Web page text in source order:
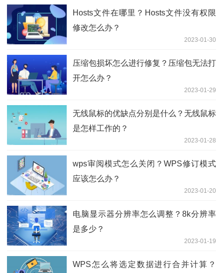
Hosts文件在哪里？Hosts文件没有权限
修改怎么办？
2023-01-30
压缩包损坏怎么进行修复？压缩包无法打
开怎么办？
2023-01-29
无线鼠标的优缺点分别是什么？无线鼠标
是怎样工作的？
2023-01-28
wps审阅模式怎么关闭？WPS修订模式
应该怎么办？
2023-01-20
电脑显示器分辨率怎么调整？8k分辨率
是多少？
2023-01-19
WPS怎么将选定数据进行合并计算？